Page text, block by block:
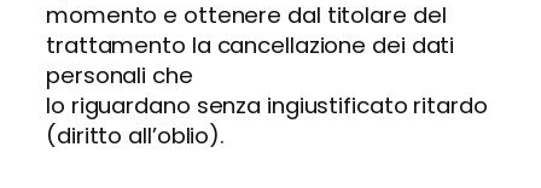
momento e ottenere dal titolare del
trattamento la cancellazione dei dati
personali che
lo riguardano senza ingiustificato ritardo
(diritto all’oblio).